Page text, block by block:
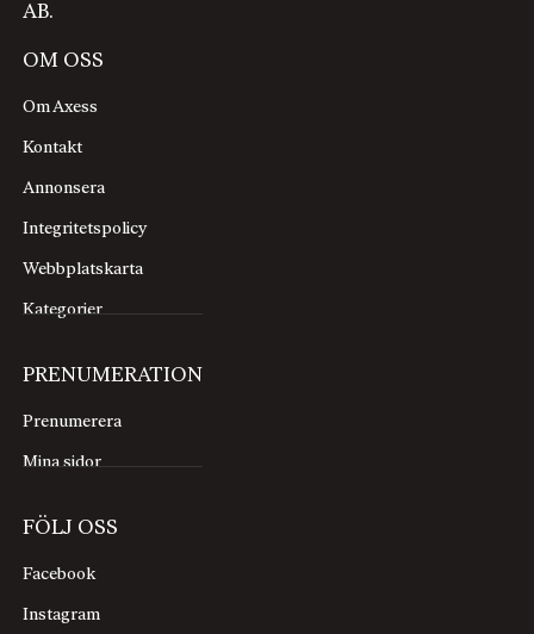
AB.
OM OSS
Om Axess
Kontakt
Annonsera
Integritetspolicy
Webbplatskarta
Kategorier
PRENUMERATION
Prenumerera
Mina sidor
FÖLJ OSS
Facebook
Instagram